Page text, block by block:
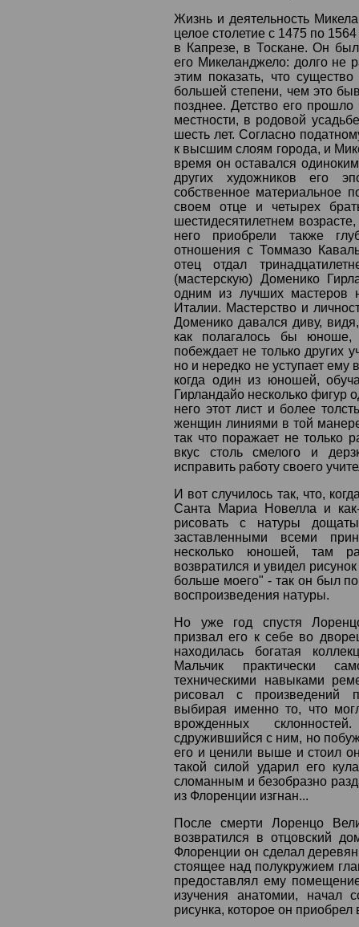
Жизнь и деятельность
целое столетие с 1475 по
в Капрезе, в Тоскане. Он
его Микеланджело: долго
этим показать, что
большей степени, чем это
позднее. Детство его
местности, в родовой
шесть лет. Согласно
к высшим слоям города, и
время он оставался
других художников его
собственное материальное
своем отце и четырех
шестидесятилетнем
него приобрели также
отношения с Томмазо
отец отдал
(мастерскую) Доменико
одним из лучших мастеров
Италии. Мастерство и
Доменико давался диву,
как полагалось бы юноше,
побеждает не только других
но и нередко не уступает
когда один из юношей,
Гирландайо несколько
него этот лист и более
женщин линиями в той
так что поражает не только
вкус столь смелого и
исправить работу своего
И вот случилось так, что,
Санта Мариа Новелла и
рисовать с натуры
заставленными всеми
несколько юношей, там
возвратился и увидел
больше моего" - так он был
воспроизведения натуры.
Но уже год спустя
призвал его к себе во
находилась богатая
Мальчик практически
техническими навыками
рисовал с произведений
выбирая именно то, что
врожденных
сдружившийся с ним, но
его и ценили выше и стоил
такой силой ударил его
сломанным и безобразно
из Флоренции изгнан...
После смерти Лоренцо
возвратился в отцовский
Флоренции он сделал
стоящее над полукружием
предоставлял ему
изучения анатомии, начал
рисунка, которое он приобрел